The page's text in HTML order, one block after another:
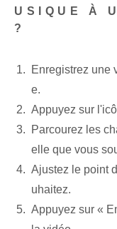
USIQUE À
?
Enregistrez une
e.
Appuyez sur
Parcourez les
elle que vous
Ajustez le point
uhaitez.
Appuyez sur «